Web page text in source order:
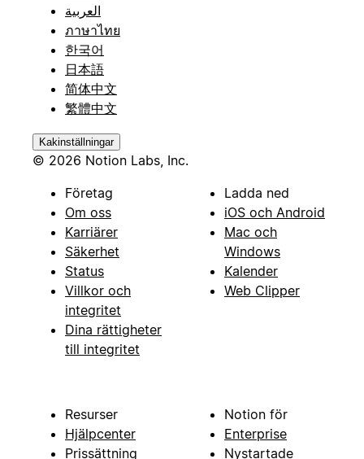
العربية
ภาษาไทย
한국어
日本語
简体中文
繁體中文
Kakinställningar
© 2026 Notion Labs, Inc.
Företag
Om oss
Karriärer
Säkerhet
Status
Villkor och
integritet
Dina rättigheter
till integritet
Ladda ned
iOS och Android
Mac och
Windows
Kalender
Web Clipper
Resurser
Hjälpcenter
Prissättning
Notion för
Enterprise
Nystartade